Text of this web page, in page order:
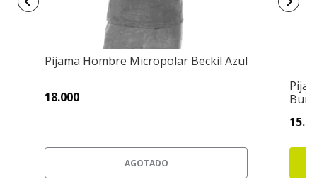
Pijama Hombre Micropolar Beckil Azul
18.000
AGOTADO